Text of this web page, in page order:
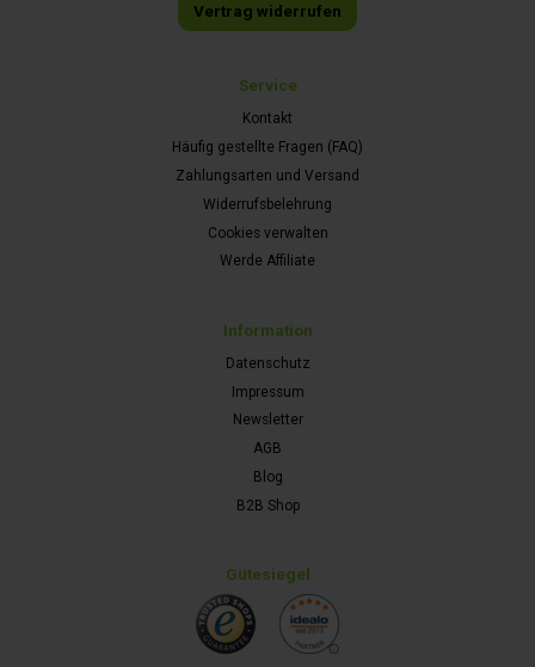
Vertrag widerrufen
Service
Kontakt
Häufig gestellte Fragen (FAQ)
Zahlungsarten und Versand
Widerrufsbelehrung
Cookies verwalten
Werde Affiliate
Information
Datenschutz
Impressum
Newsletter
AGB
Blog
B2B Shop
Gütesiegel